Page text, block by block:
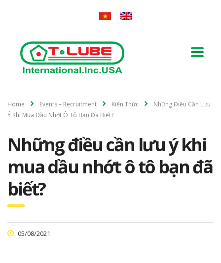
Home Events – Recruitment Kiến Thức
Những Điều Cần Lưu
Ý Khi Mua Dầu Nhớt Ô Tô Bạn Đã Biết?
Những điều cần lưu ý khi
mua dầu nhớt ô tô bạn đã
biết?
05/08/2021